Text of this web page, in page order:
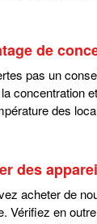
de
pas un
concentration
des
des
acheter de
Vérifiez en